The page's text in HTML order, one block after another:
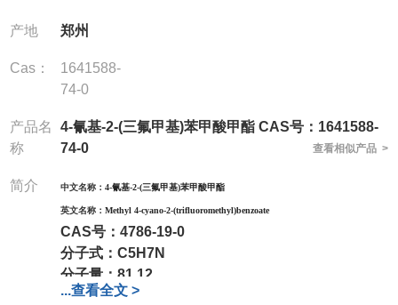
产地 郑州
Cas：
1641588-
74-0
产品名
称
4-氰基-2-(三氟甲基)苯甲酸甲酯 CAS号：1641588-
74-0
查看相似产品 >
简介 中文名称： 4-氰基-2-(三氟甲基)苯甲酸甲酯
英文名称： Methyl 4-cyano-2-(trifluoromethyl)benzoate
CAS号： 4786-19-0
分子式： C5H7N
分子量： 81.12
包装：1Mg ; 5Mg;10Mg ;100Mg;250Mg ;500Mg
...查看全文 >